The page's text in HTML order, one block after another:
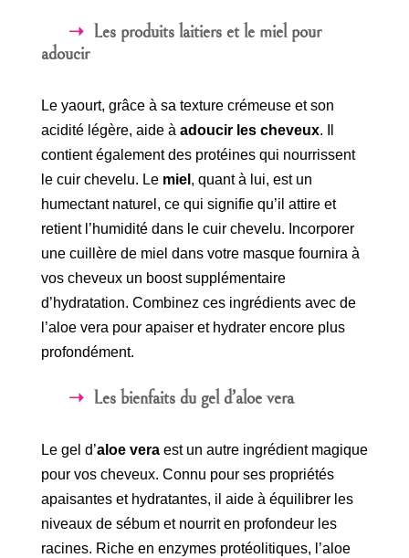
Les produits laitiers et le miel pour
adoucir
Le yaourt, grâce à sa texture crémeuse et son
acidité légère, aide à adoucir les cheveux. Il
contient également des protéines qui nourrissent
le cuir chevelu. Le miel , quant à lui, est un
humectant naturel, ce qui signifie qu’il attire et
retient l’humidité dans le cuir chevelu. Incorporer
une cuillère de miel dans votre masque fournira à
vos cheveux un boost supplémentaire
d’hydratation. Combinez ces ingrédients avec de
l’aloe vera pour apaiser et hydrater encore plus
profondément.
Les bienfaits du gel d’aloe vera
Le gel d’aloe veraest un autre ingrédient magique
pour vos cheveux. Connu pour ses propriétés
apaisantes et hydratantes, il aide à équilibrer les
niveaux de sébum et nourrit en profondeur les
racines. Riche en enzymes protéolitiques, l’aloe